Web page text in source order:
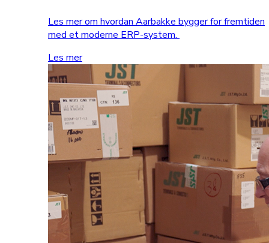
Les mer om hvordan Aarbakke bygger for fremtiden
med et moderne ERP-system.
Les mer